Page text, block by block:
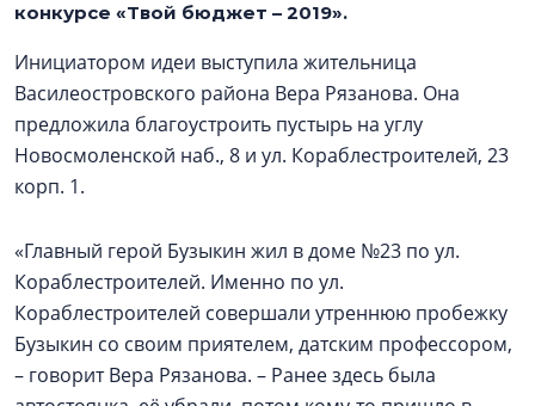
конкурсе «Твой бюджет – 2019».
Инициатором идеи выступила жительница
Василеостровского района Вера Рязанова. Она
предложила благоустроить пустырь на углу
Новосмоленской наб., 8 и ул. Кораблестроителей, 23
корп. 1.
«Главный герой Бузыкин жил в доме №23 по ул.
Кораблестроителей. Именно по ул.
Кораблестроителей совершали утреннюю пробежку
Бузыкин со своим приятелем, датским профессором,
– говорит Вера Рязанова. – Ранее здесь была